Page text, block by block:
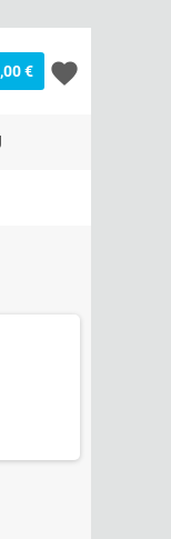
€ favorite